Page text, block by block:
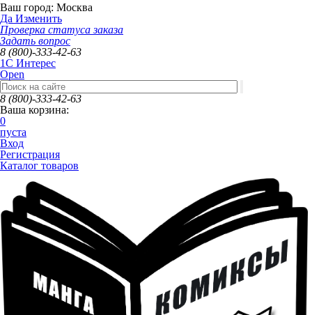
Ваш город: Москва
Да Изменить
Проверка статуса заказа
Задать вопрос
8 (800)-333-42-63
1C Интерес
Open
8 (800)-333-42-63
Ваша корзина:
0
пуста
Вход
Регистрация
Каталог товаров